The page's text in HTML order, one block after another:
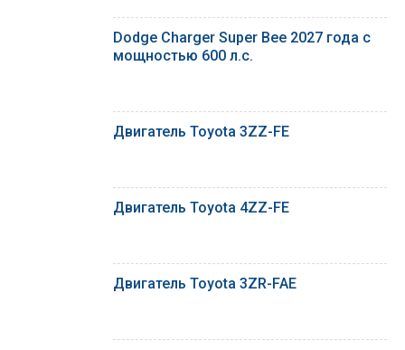
Dodge Charger Super Bee 2027 года с
мощностью 600 л.с.
Двигатель Toyota 3ZZ-FE
Двигатель Toyota 4ZZ-FE
Двигатель Toyota 3ZR-FAE